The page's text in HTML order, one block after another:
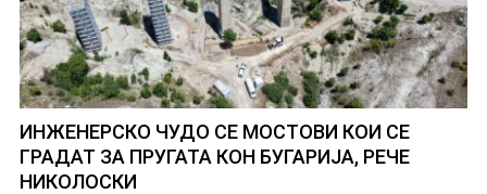
ИНЖЕНЕРСКО ЧУДО СЕ МОСТОВИ КОИ СЕ
ГРАДАТ ЗА ПРУГАТА КОН БУГАРИЈА, РЕЧЕ
НИКОЛОСКИ